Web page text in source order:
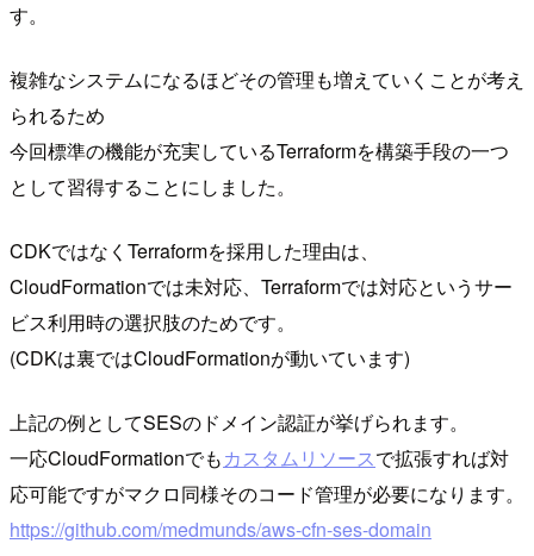
す。
複雑なシステムになるほどその管理も増えていくことが考え
られるため
今回標準の機能が充実しているTerraformを構築手段の一つ
として習得することにしました。
CDKではなくTerraformを採用した理由は、
CloudFormationでは未対応、Terraformでは対応というサー
ビス利用時の選択肢のためです。
(CDKは裏ではCloudFormationが動いています)
上記の例としてSESのドメイン認証が挙げられます。
一応CloudFormationでもカスタムリソースで拡張すれば対
応可能ですがマクロ同様そのコード管理が必要になります。
https://github.com/medmunds/aws-cfn-ses-domain